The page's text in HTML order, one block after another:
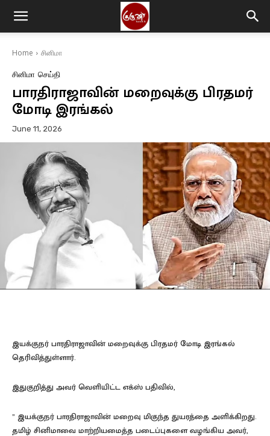
Home சினிமா
சினிமா செய்தி
பாரதிராஜாவின் மறைவுக்கு பிரதமர்
மோடி இரங்கல்
June 11, 2026
இயக்குநர் பாரதிராஜாவின் மறைவுக்கு பிரதமர் மோடி இரங்கல்
தெரிவித்துள்ளார்.
இதுகுறித்து அவர் வெளியிட்ட எக்ஸ் பதிவில்,
” இயக்குநர் பாரதிராஜாவின் மறைவு மிகுந்த துயரத்தை அளிக்கிறது.
தமிழ் சினிமாவை மாற்றியமைத்த படைப்புகளை வழங்கிய அவர்,